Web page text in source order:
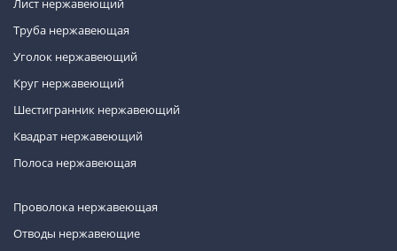
Лист нержавеющий
Труба нержавеющая
Уголок нержавеющий
Круг нержавеющий
Шестигранник нержавеющий
Квадрат нержавеющий
Полоса нержавеющая
Проволока нержавеющая
Отводы нержавеющие